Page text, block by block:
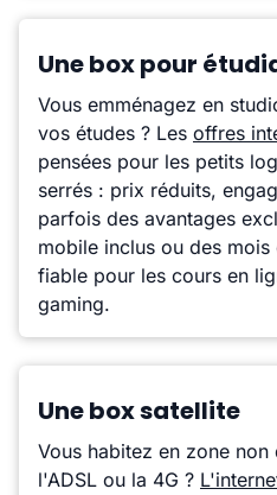
Une box pour
Vous emménagez en
vos études ? Les offres
pensées pour les petits
serrés : prix réduits,
parfois des avantages
mobile inclus ou des
fiable pour les cours en
gaming.
Une box satellite
Vous habitez en zone
l'ADSL ou la 4G ?